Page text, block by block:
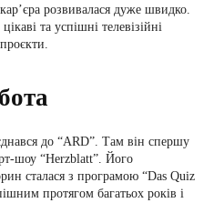
розвивалася дуже швидко.
та успішні телевізійні
до “ARD”. Там він спершу
шоу “Herzblatt”. Його
сталася з програмою “Das Quiz
протягом багатьох років і